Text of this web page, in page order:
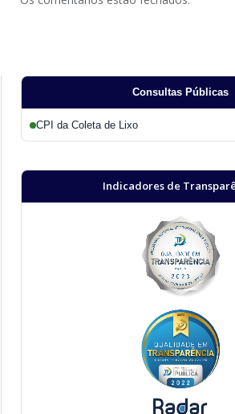
Consultas Públicas
CPI da Coleta de Lixo
Indicadores de